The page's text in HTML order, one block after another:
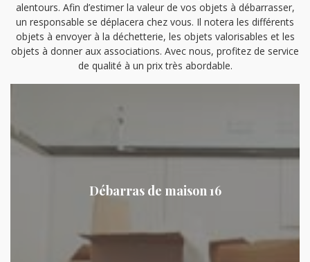
alentours. Afin d’estimer la valeur de vos objets à débarrasser,
un responsable se déplacera chez vous. Il notera les différents
objets à envoyer à la déchetterie, les objets valorisables et les
objets à donner aux associations. Avec nous, profitez de service
de qualité à un prix très abordable.
Débarras de maison 16